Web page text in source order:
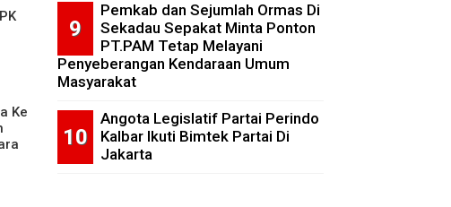
Ke
Pemkab dan Sejumlah Ormas Di
Sekadau Sepakat Minta Ponton
PT.PAM Tetap Melayani
Penyeberangan Kendaraan Umum
Masyarakat
Angota Legislatif Partai Perindo
Kalbar Ikuti Bimtek Partai Di
Jakarta